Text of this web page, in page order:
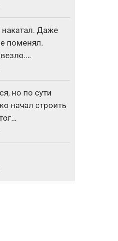
накатал. Даже
поменял.
но по сути
начал строить